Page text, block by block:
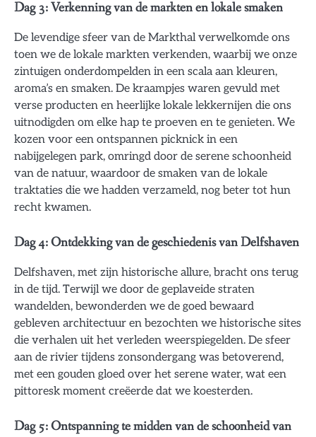
Dag 3: Verkenning van de markten en lokale smaken
De levendige sfeer van de Markthal verwelkomde ons
toen we de lokale markten verkenden, waarbij we onze
zintuigen onderdompelden in een scala aan kleuren,
aroma’s en smaken. De kraampjes waren gevuld met
verse producten en heerlijke lokale lekkernijen die ons
uitnodigden om elke hap te proeven en te genieten. We
kozen voor een ontspannen picknick in een
nabijgelegen park, omringd door de serene schoonheid
van de natuur, waardoor de smaken van de lokale
traktaties die we hadden verzameld, nog beter tot hun
recht kwamen.
Dag 4: Ontdekking van de geschiedenis van Delfshaven
Delfshaven, met zijn historische allure, bracht ons terug
in de tijd. Terwijl we door de geplaveide straten
wandelden, bewonderden we de goed bewaard
gebleven architectuur en bezochten we historische sites
die verhalen uit het verleden weerspiegelden. De sfeer
aan de rivier tijdens zonsondergang was betoverend,
met een gouden gloed over het serene water, wat een
pittoresk moment creëerde dat we koesterden.
Dag 5: Ontspanning te midden van de schoonheid van